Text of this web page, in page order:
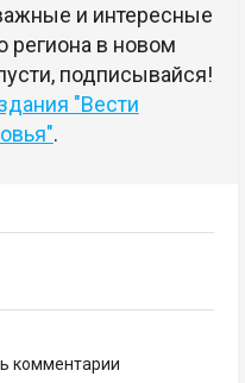
и интересные
региона в новом
подписывайся!
"Вести
.
комментарии